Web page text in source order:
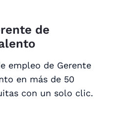
de
empleo de Gerente
en más de 50
con un solo clic.